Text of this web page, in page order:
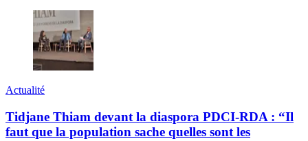
Actualité
Tidjane Thiam devant la diaspora PDCI-RDA : “Il
faut que la population sache quelles sont les